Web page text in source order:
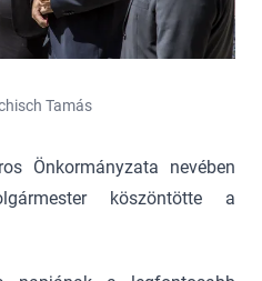
Tamás
Önkormányzata nevében
köszöntötte a